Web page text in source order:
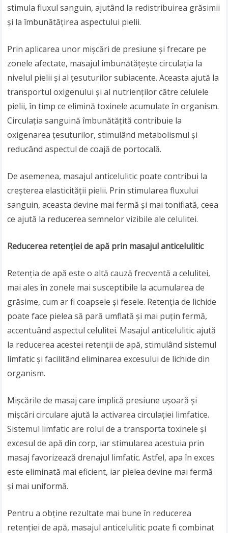
stimula fluxul sanguin, ajutând la redistribuirea grăsimii
și la îmbunătățirea aspectului pielii.
Prin aplicarea unor mișcări de presiune și frecare pe
zonele afectate, masajul îmbunătățește circulația la
nivelul pielii și al țesuturilor subiacente. Aceasta ajută la
transportul oxigenului și al nutrienților către celulele
pielii, în timp ce elimină toxinele acumulate în organism.
Circulația sanguină îmbunătățită contribuie la
oxigenarea țesuturilor, stimulând metabolismul și
reducând aspectul de coajă de portocală.
De asemenea, masajul anticelulitic poate contribui la
creșterea elasticității pielii. Prin stimularea fluxului
sanguin, aceasta devine mai fermă și mai tonifiată, ceea
ce ajută la reducerea semnelor vizibile ale celulitei.
Reducerea retenției de apă prin masajul anticelulitic
Retenția de apă este o altă cauză frecventă a celulitei,
mai ales în zonele mai susceptibile la acumularea de
grăsime, cum ar fi coapsele și fesele. Retenția de lichide
poate face pielea să pară umflată și mai puțin fermă,
accentuând aspectul celulitei. Masajul anticelulitic ajută
la reducerea acestei retenții de apă, stimulând sistemul
limfatic și facilitând eliminarea excesului de lichide din
organism.
Mișcările de masaj care implică presiune ușoară și
mișcări circulare ajută la activarea circulației limfatice.
Sistemul limfatic are rolul de a transporta toxinele și
excesul de apă din corp, iar stimularea acestuia prin
masaj favorizează drenajul limfatic. Astfel, apa în exces
este eliminată mai eficient, iar pielea devine mai fermă
și mai uniformă.
Pentru a obține rezultate mai bune în reducerea
retenției de apă, masajul anticelulitic poate fi combinat